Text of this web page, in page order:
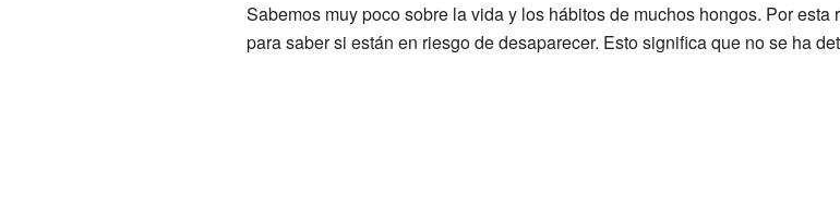
Sabemos muy poco sobre la vida y los hábitos de muchos hongos. Por
para saber si están en riesgo de desaparecer. Esto significa que no se ha